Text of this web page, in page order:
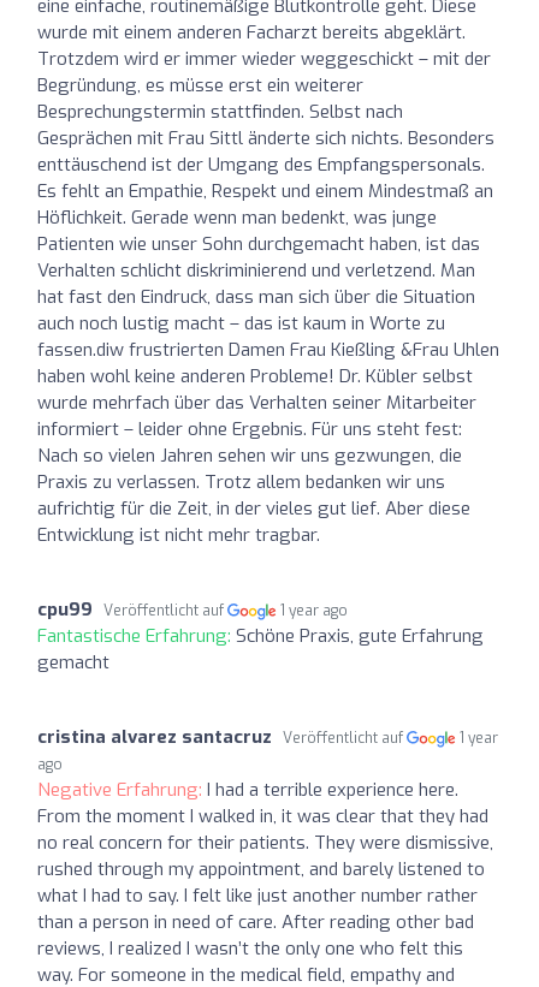
eine einfache, routinemäßige Blutkontrolle geht. Diese
wurde mit einem anderen Facharzt bereits abgeklärt.
Trotzdem wird er immer wieder weggeschickt – mit der
Begründung, es müsse erst ein weiterer
Besprechungstermin stattfinden. Selbst nach
Gesprächen mit Frau Sittl änderte sich nichts. Besonders
enttäuschend ist der Umgang des Empfangspersonals.
Es fehlt an Empathie, Respekt und einem Mindestmaß an
Höflichkeit. Gerade wenn man bedenkt, was junge
Patienten wie unser Sohn durchgemacht haben, ist das
Verhalten schlicht diskriminierend und verletzend. Man
hat fast den Eindruck, dass man sich über die Situation
auch noch lustig macht – das ist kaum in Worte zu
fassen.diw frustrierten Damen Frau Kießling &Frau Uhlen
haben wohl keine anderen Probleme! Dr. Kübler selbst
wurde mehrfach über das Verhalten seiner Mitarbeiter
informiert – leider ohne Ergebnis. Für uns steht fest:
Nach so vielen Jahren sehen wir uns gezwungen, die
Praxis zu verlassen. Trotz allem bedanken wir uns
aufrichtig für die Zeit, in der vieles gut lief. Aber diese
Entwicklung ist nicht mehr tragbar.
cpu99 Veröffentlicht auf 1 year ago
Fantastische Erfahrung: Schöne Praxis, gute Erfahrung
gemacht
cristina alvarez santacruz Veröffentlicht auf
1 year
ago
Negative Erfahrung: I had a terrible experience here.
From the moment I walked in, it was clear that they had
no real concern for their patients. They were dismissive,
rushed through my appointment, and barely listened to
what I had to say. I felt like just another number rather
than a person in need of care. After reading other bad
reviews, I realized I wasn’t the only one who felt this
way. For someone in the medical field, empathy and